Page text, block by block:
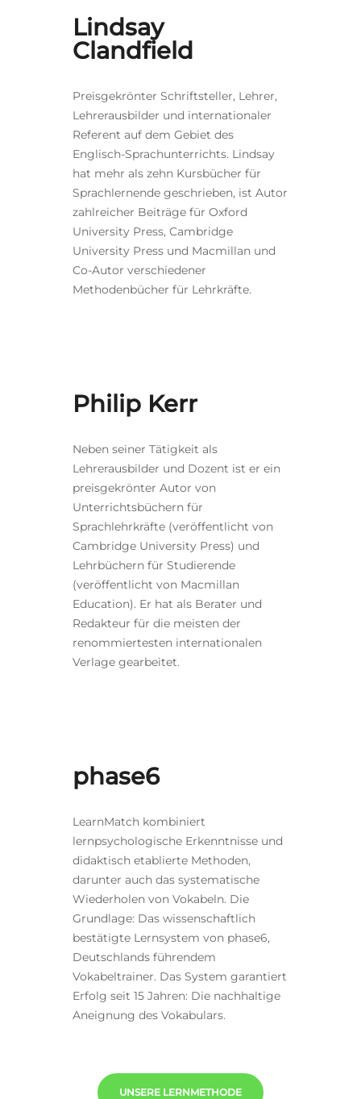
Lindsay
Clandfield
Preisgekrönter Schriftsteller, Lehrer,
Lehrerausbilder und internationaler
Referent auf dem Gebiet des
Englisch-Sprachunterrichts. Lindsay
hat mehr als zehn Kursbücher für
Sprachlernende geschrieben, ist Autor
zahlreicher Beiträge für Oxford
University Press, Cambridge
University Press und Macmillan und
Co-Autor verschiedener
Methodenbücher für Lehrkräfte.
Philip Kerr
Neben seiner Tätigkeit als
Lehrerausbilder und Dozent ist er ein
preisgekrönter Autor von
Unterrichtsbüchern für
Sprachlehrkräfte (veröffentlicht von
Cambridge University Press) und
Lehrbüchern für Studierende
(veröffentlicht von Macmillan
Education). Er hat als Berater und
Redakteur für die meisten der
renommiertesten internationalen
Verlage gearbeitet.
phase6
LearnMatch kombiniert
lernpsychologische Erkenntnisse und
didaktisch etablierte Methoden,
darunter auch das systematische
Wiederholen von Vokabeln. Die
Grundlage: Das wissenschaftlich
bestätigte Lernsystem von phase6,
Deutschlands führendem
Vokabeltrainer. Das System garantiert
Erfolg seit 15 Jahren: Die nachhaltige
Aneignung des Vokabulars.
UNSERE LERNMETHODE